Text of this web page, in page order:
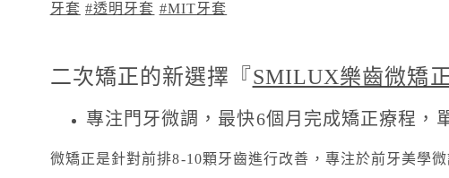
牙套 #透明牙套 #MIT牙套
二次矯正的新選擇『SMILUX樂齒微矯正
專注門牙微調，最快6個月完成矯正療程，
微矯正是針對前排8-10顆牙齒進行改善，專注於前牙美學